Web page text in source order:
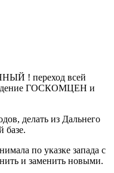
! переход всей
ГОСКОМЦЕН и
делать из Дальнего
базе.
по указке запада с
и заменить новыми.